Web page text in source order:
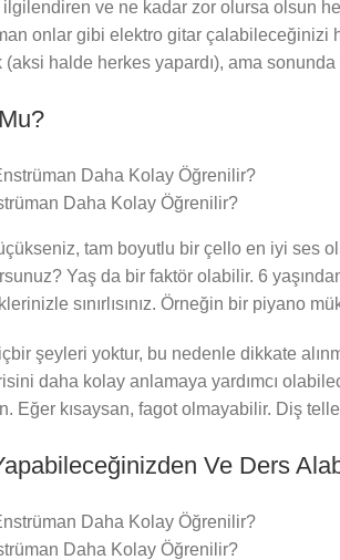
ve ne kadar zor olursa olsun
onlar gibi elektro gitar çalabileceğinizi
(aksi halde herkes yapardı), ama
Daha Kolay Öğrenilir?
tam boyutlu bir çello en iyi ses
Yaş da bir faktör olabilir. 6
sınırlısınız. Örneğin bir piyano
şeyleri yoktur, bu nedenle dikkate
daha kolay anlamaya yardımcı
Eğer kısaysan, fagot olmayabilir. Diş
Ve Ders
Daha Kolay Öğrenilir?